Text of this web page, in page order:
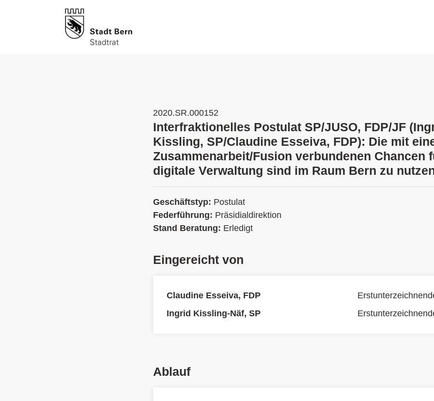
2020.SR.000152
Interfraktionelles Postulat SP/JUSO, FDP/JF
Kissling, SP/Claudine Esseiva, FDP): Die mit
Zusammenarbeit/Fusion verbundenen Chancen
digitale Verwaltung sind im Raum Bern zu
Geschäftstyp: Postulat
Federführung: Präsidialdirektion
Stand Beratung: Erledigt
Eingereicht von
Claudine Esseiva, FDP
Ingrid Kissling-Näf, SP
Ablauf